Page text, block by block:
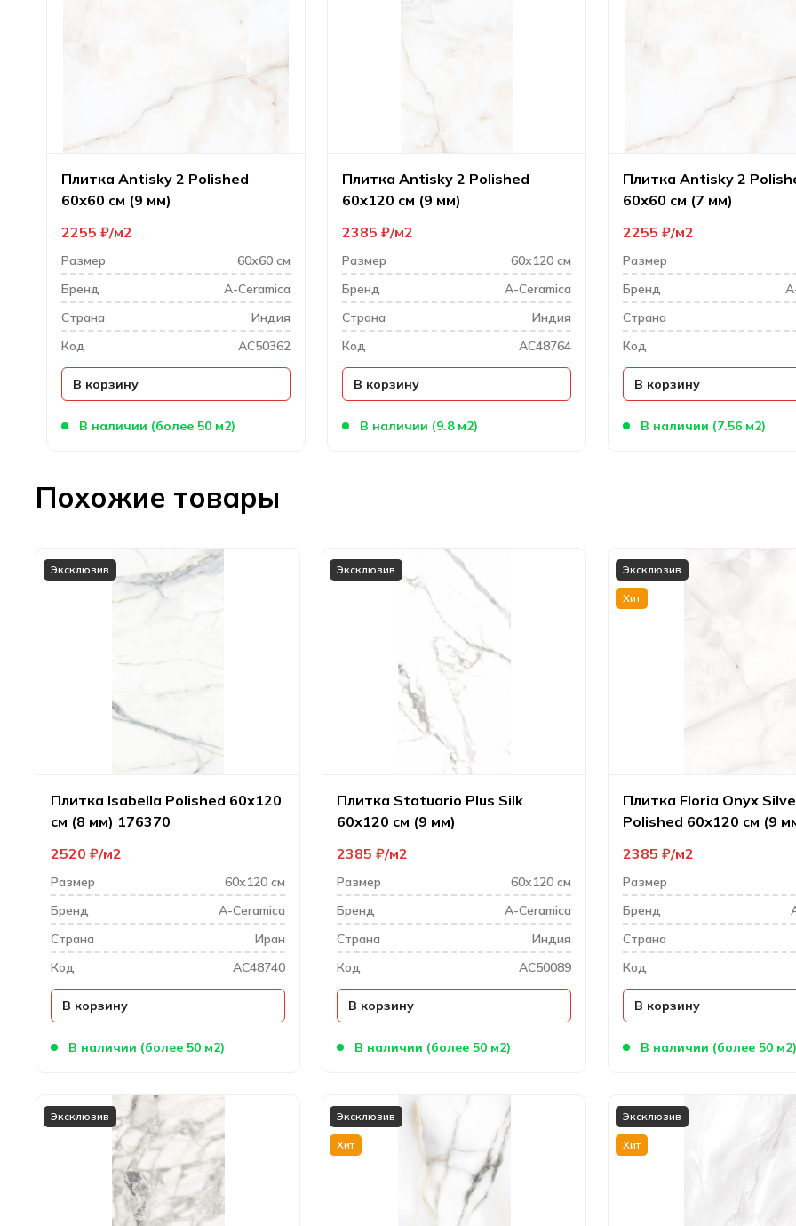
Плитка Antisky 2 Polished
60х60 см (9 мм)
В наличии (более 50 м2)
2255 ₽ м2
Размер
60х60 см
Бренд
A-Ceramica
Cтрана
Индия
Код
AC50362
В корзину
Плитка Antisky 2 Polished
60х120 см (9 мм)
В наличии (9.8 м2)
2385 ₽ м2
Размер
60х120 см
Бренд
A-Ceramica
Cтрана
Индия
Код
AC48764
В корзину
Плитка Antisky 2
60х60 см (7 мм)
В наличии (7.56 м2)
2255 ₽ м2
Размер
Бренд
Cтрана
Код
В корзину
Похожие товары
Эксклюзив
Плитка Isabella Polished 60х120
см (8 мм) 176370
В наличии (более 50 м2)
2520 ₽ м2
Размер
60х120 см
Бренд
A-Ceramica
Cтрана
Иран
Код
AC48740
В корзину
Эксклюзив
Плитка Statuario Plus Silk
60х120 см (9 мм)
В наличии (более 50 м2)
2385 ₽ м2
Размер
60х120 см
Бренд
A-Ceramica
Cтрана
Индия
Код
AC50089
В корзину
Эксклюзив
Хит
Плитка Floria Onyx
Polished 60х120 см (9
В наличии (более 50 м2)
2385 ₽ м2
Размер
Бренд
Cтрана
Код
В корзину
Эксклюзив Эксклюзив
Хит
Эксклюзив
Хит